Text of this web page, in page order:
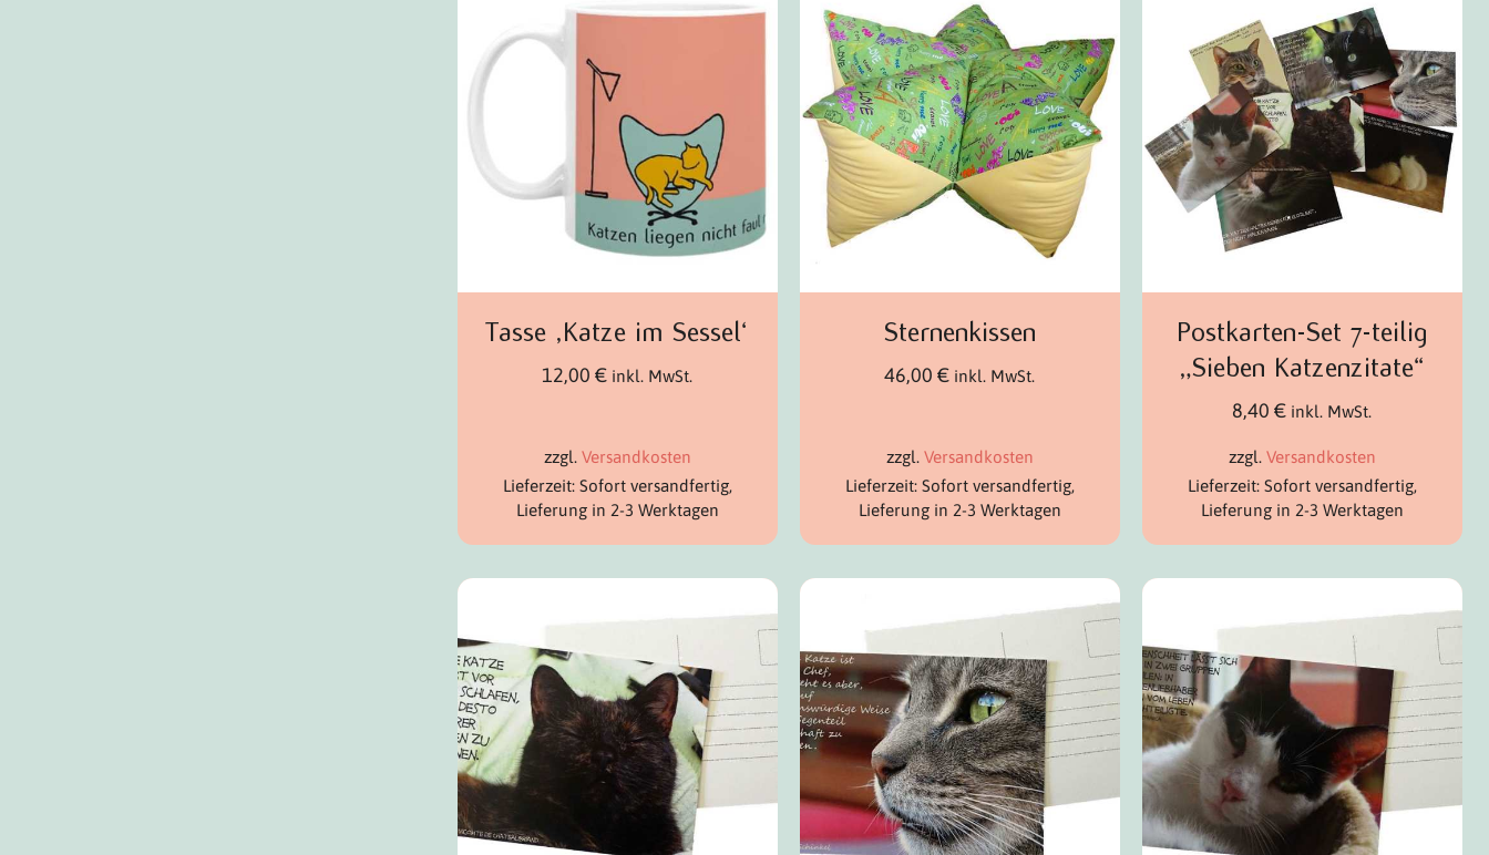
Tasse ‚Katze im Sessel‘
12,00€ inkl. MwSt.
zzgl. Versandkosten
Lieferzeit: Sofort versandfertig,
Lieferung in 2-3 Werktagen
Sternenkissen
46,00€ inkl. MwSt.
zzgl. Versandkosten
Lieferzeit: Sofort versandfertig,
Lieferung in 2-3 Werktagen
Postkarten-Set 7-teilig
„Sieben Katzenzitate“
8,40€ inkl. MwSt.
zzgl. Versandkosten
Lieferzeit: Sofort versandfertig,
Lieferung in 2-3 Werktagen